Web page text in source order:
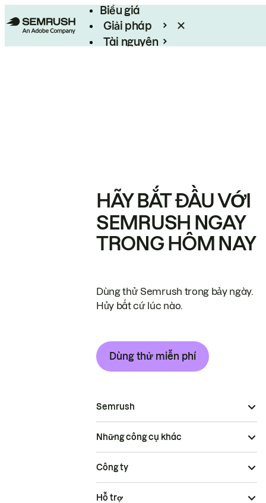
Biểu giá
Giải pháp
Tài nguyên
HÃY BẮT ĐẦU VỚI
SEMRUSH NGAY
TRONG HÔM NAY
Dùng thử Semrush trong bảy ngày.
Hủy bất cứ lúc nào.
Dùng thử miễn phí
Semrush
Những công cụ khác
Công ty
Hỗ trợ